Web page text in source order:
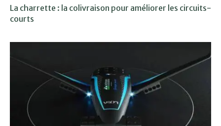
La charrette : la colivraison pour améliorer les circuits-
courts